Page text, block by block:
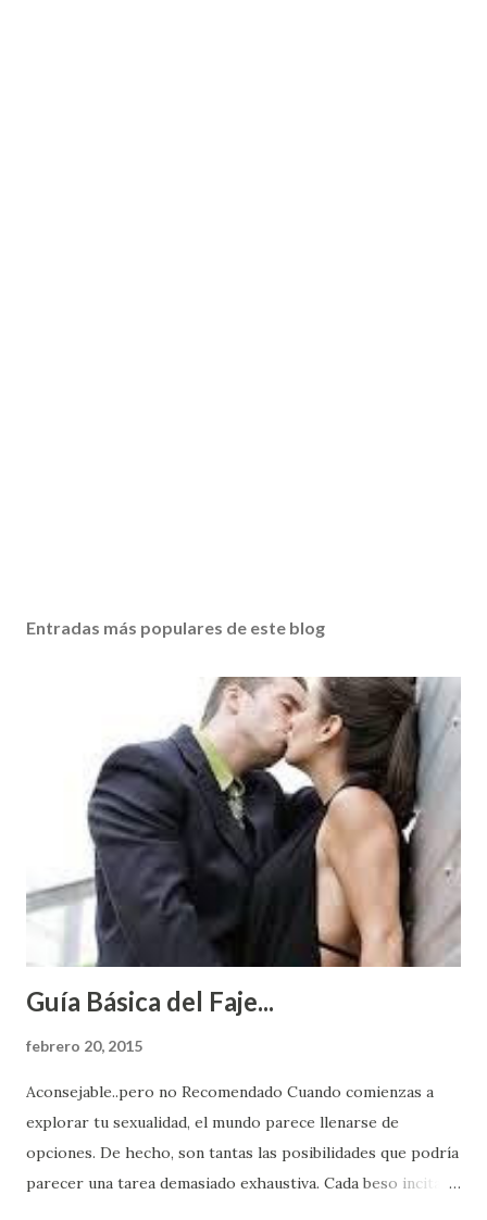
Entradas más populares de este blog
Guía Básica del Faje...
febrero 20, 2015
Aconsejable..pero no Recomendado Cuando comienzas a
explorar tu sexualidad, el mundo parece llenarse de
opciones. De hecho, son tantas las posibilidades que podría
parecer una tarea demasiado exhaustiva. Cada beso incita